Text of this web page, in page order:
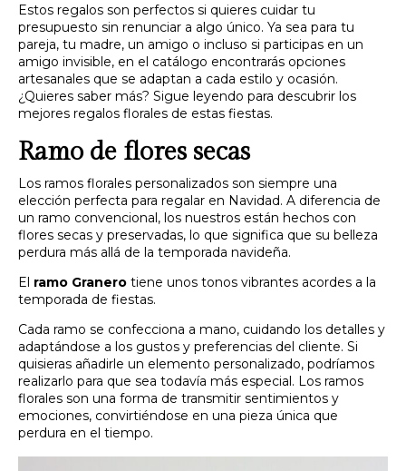
Estos regalos son perfectos si quieres cuidar tu
presupuesto sin renunciar a algo único. Ya sea para tu
pareja, tu madre, un amigo o incluso si participas en un
amigo invisible, en el catálogo encontrarás opciones
artesanales que se adaptan a cada estilo y ocasión.
¿Quieres saber más? Sigue leyendo para descubrir los
mejores regalos florales de estas fiestas.
Ramo de flores secas
Los ramos florales personalizados son siempre una
elección perfecta para regalar en Navidad. A diferencia de
un ramo convencional, los nuestros están hechos con
flores secas y preservadas, lo que significa que su belleza
perdura más allá de la temporada navideña.
El ramo Granero tiene unos tonos vibrantes acordes a la
temporada de fiestas.
Cada ramo se confecciona a mano, cuidando los detalles y
adaptándose a los gustos y preferencias del cliente. Si
quisieras añadirle un elemento personalizado, podríamos
realizarlo para que sea todavía más especial. Los ramos
florales son una forma de transmitir sentimientos y
emociones, convirtiéndose en una pieza única que
perdura en el tiempo.